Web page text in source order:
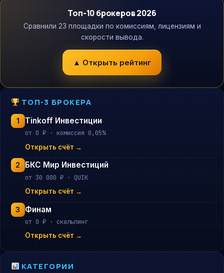
Топ-10 брокеров 2026
Сравнили 23 площадки по комиссиям, лицензиям и
скорости вывода.
▲ Открыть рейтинг
ТОП-3 БРОКЕРА
1 Tinkoff Инвестиции
от 0 ₽ · комиссия 0,05%
Открыть счёт →
2 БКС Мир Инвестиций
от 30 000 ₽ · QUIK
Открыть счёт →
3 Финам
от 0 ₽ · скальпинг
Открыть счёт →
КАТЕГОРИИ